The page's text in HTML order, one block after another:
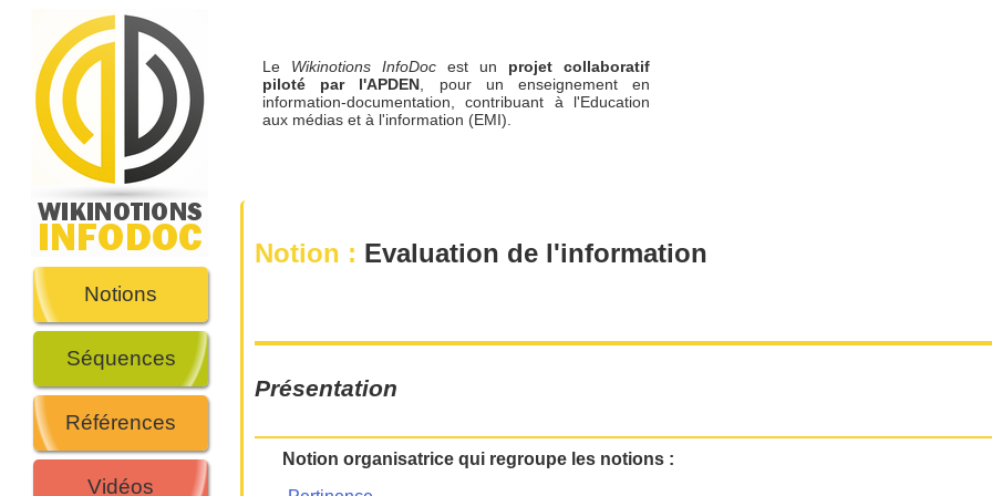
Notions
Séquences
Références
Vidéos
Le Wikinotions InfoDoc est un projet collaboratif
piloté par l'APDEN, pour un enseignement en
information-documentation, contribuant à l'Education
aux médias et à l'information (EMI).
Notion : Evaluation de l'information
Présentation
Notion organisatrice qui regroupe les notions :